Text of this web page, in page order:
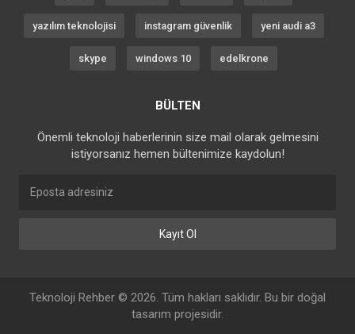
yazılım teknolojisi instagram güvenlik yeni audi a3
skype windows 10 edelkrone
BÜLTEN
Önemli teknoloji haberlerinin size mail olarak gelmesini
istiyorsanız hemen bültenimize kaydolun!
Kayıt Ol
Teknoloji Rehber © 2026. Tüm hakları saklıdır. Bu bir doğal
tasarım projesidir.